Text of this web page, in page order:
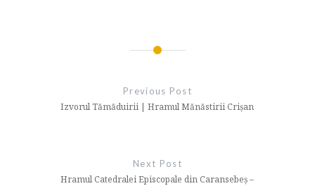
articole
Previous Post
Izvorul Tămăduirii | Hramul Mănăstirii Crișan
Next Post
Hramul Catedralei Episcopale din Caransebeș –